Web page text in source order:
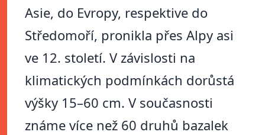
Asie, do Evropy, respektive do
Středomoří, pronikla přes Alpy asi
ve 12. století. V závislosti na
klimatických podmínkách dorůstá
výšky 15–60 cm. V současnosti
známe více než 60 druhů bazalek